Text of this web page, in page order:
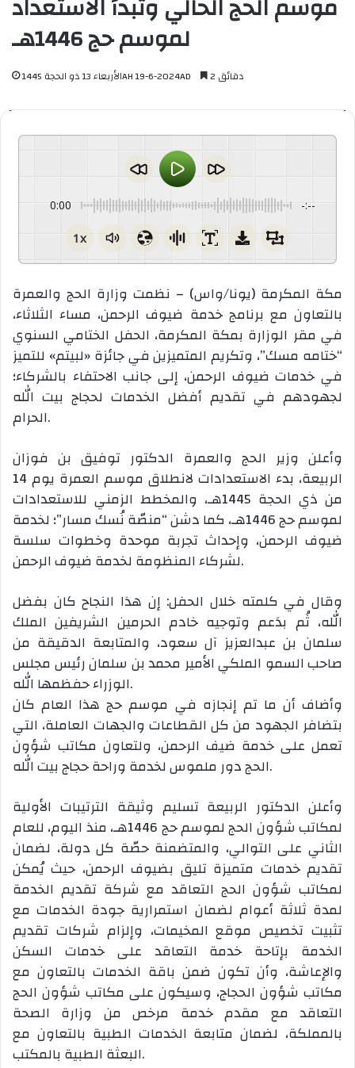
موسم الحج الحالي وتبدأ الاستعداد
لموسم حج 1446هـ
الأربعاء 13 ذو الحجة 1445AH 19-6-2024AD 2 دقائق
0:00 -:--
1x
مكة المكرمة (يونا/واس) – نظمت وزارة الحج والعمرة
بالتعاون مع برنامج خدمة ضيوف الرحمن، مساء الثلاثاء،
في مقر الوزارة بمكة المكرمة، الحفل الختامي السنوي
“ختامه مسك”، وتكريم المتميزين في جائزة «لبيتم» للتميز
في خدمات ضيوف الرحمن، إلى جانب الاحتفاء بالشركاء؛
لجهودهم في تقديم أفضل الخدمات لحجاج بيت الله
الحرام.
وأعلن وزير الحج والعمرة الدكتور توفيق بن فوزان
الربيعة، بدء الاستعدادات لانطلاق موسم العمرة يوم 14
من ذي الحجة 1445هـ، والمخطط الزمني للاستعدادات
لموسم حج 1446هـ، كما دشن “منصّة نُسك مسار”؛ لخدمة
ضيوف الرحمن، وإحداث تجربة موحدة وخطوات سلسة
لشركاء المنظومة لخدمة ضيوف الرحمن.
وقال في كلمته خلال الحفل: إن هذا النجاح كان بفضل
الله، ثُم بدَعم وتوجيه خادم الحرمين الشريفين الملك
سلمان بن عبدالعزيز آل سعود، والمتابعة الدقيقة من
صاحب السمو الملكي الأمير محمد بن سلمان رئيس مجلس
الوزراء حفظمها الله.
وأضاف أن ما تم إنجازه في موسم حج هذا العام كان
بتضافر الجهود من كل القطاعات والجهات العاملة، التي
تعمل على خدمة ضيف الرحمن، ولتعاون مكاتب شؤون
الحج دور ملموس لخدمة وراحة حجاج بيت الله.
وأعلن الدكتور الربيعة تسليم وثيقة الترتيبات الأولية
لمكاتب شؤون الحج لموسم حج 1446هـ، منذ اليوم، للعام
الثاني على التوالي، والمتضمنة حصّة كل دولة، لضمان
تقديم خدمات متميزة تليق بضيوف الرحمن، حيث يُمكن
لمكاتب شؤون الحج التعاقد مع شركة تقديم الخدمة
لمدة ثلاثة أعوام لضمان استمرارية جودة الخدمات مع
تثبيت تخصيص موقع المخيمات، وإلزام شركات تقديم
الخدمة بإتاحة خدمة التعاقد على خدمات السكن
والإعاشة، وأن تكون ضمن باقة الخدمات بالتعاون مع
مكاتب شؤون الحجاج، وسيكون على مكاتب شؤون الحج
التعاقد مع مقدم خدمة مرخص من وزارة الصحة
بالمملكة، لضمان متابعة الخدمات الطبية بالتعاون مع
البعثة الطبية بالمكتب.